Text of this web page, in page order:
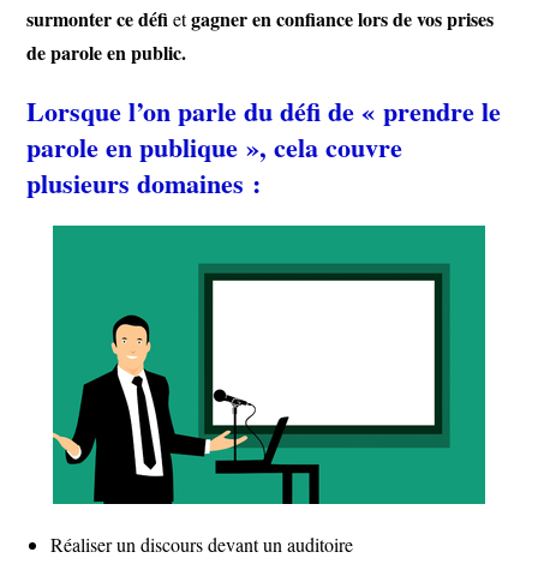
surmonter ce défietgagner en confiance lors de vos prises
de parole en public.
Lorsque l’on parle du défi de « prendre le
parole en publique », cela couvre
plusieurs domaines :
Réaliser un discours devant un auditoire